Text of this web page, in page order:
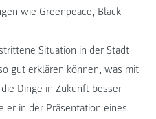
wie Greenpeace, Black
Situation in der Stadt
gut erklären können, was mit
Dinge in Zukunft besser
er in der Präsentation eines